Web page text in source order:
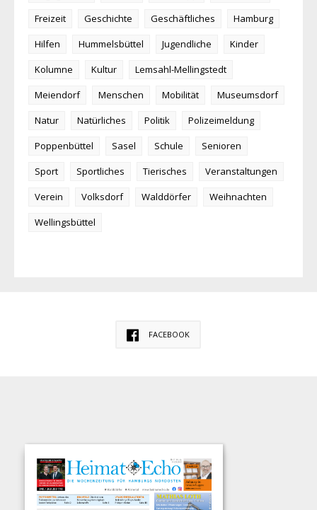
Freizeit
Geschichte Geschäftliches
Hamburg
Hilfen
Hummelsbüttel Jugendliche
Kinder
Kolumne
Kultur
Lemsahl-Mellingstedt
Meiendorf
Menschen Mobilität
Museumsdorf
Natur
Natürliches Politik
Polizeimeldung
Poppenbüttel
Sasel Schule
Senioren
Sport
Sportliches Tierisches
Veranstaltungen
Verein
Volksdorf Walddörfer
Weihnachten
Wellingsbüttel
FACEBOOK